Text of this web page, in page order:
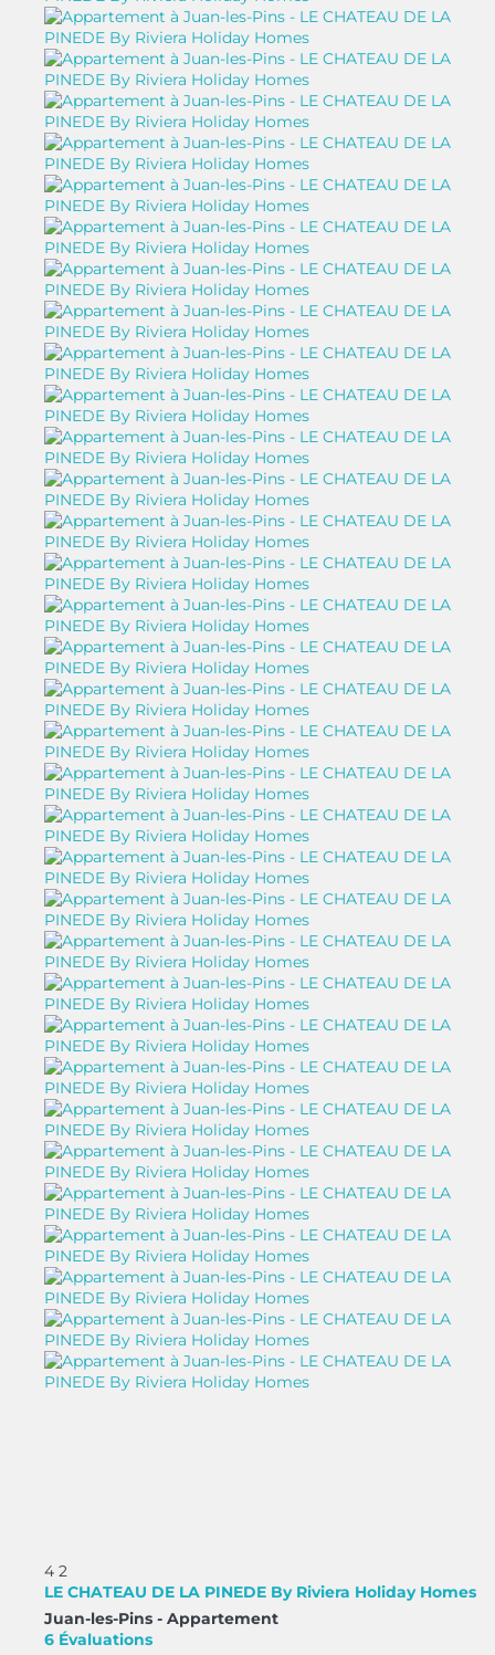
4 2
LE CHATEAU DE LA PINEDE By Riviera Holiday Homes
Juan-les-Pins - Appartement
6 Évaluations